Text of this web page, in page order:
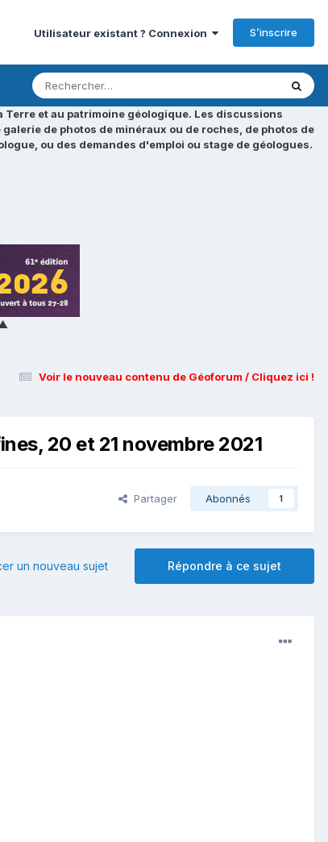
Utilisateur existant ? Connexion S’inscrire
et au patrimoine géologique. Les discussions
de photos de minéraux ou de roches, de photos de
ou des demandes d'emploi ou stage de géologues.
Voir le nouveau contenu de Géoforum / Cliquez ici !
20 et 21 novembre 2021
Partager Abonnés 1
Répondre à ce sujet
un nouveau sujet